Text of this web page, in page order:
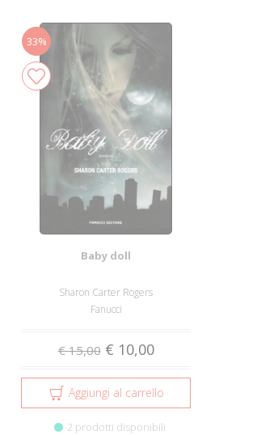
33%
Baby doll
Sharon Carter Rogers
Fanucci
€ 15,00 € 10,00
Aggiungi al carrello
2 prodotti disponibili